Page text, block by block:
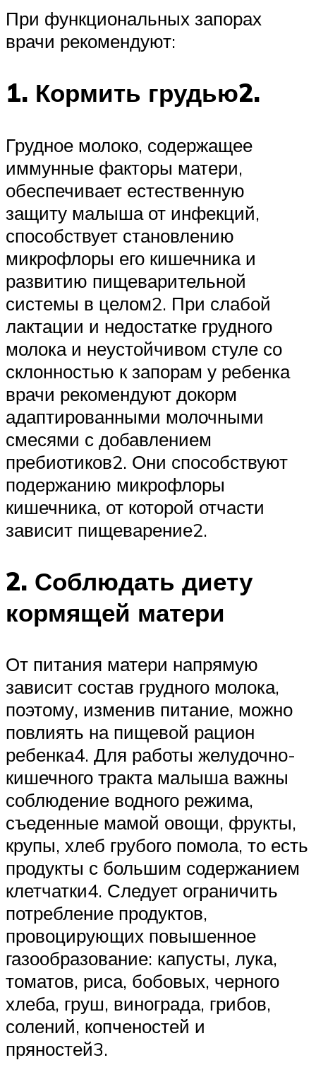
При функциональных запорах
врачи рекомендуют:
1. Кормить грудью2.
Грудное молоко, содержащее
иммунные факторы матери,
обеспечивает естественную
защиту малыша от инфекций,
способствует становлению
микрофлоры его кишечника и
развитию пищеварительной
системы в целом2. При слабой
лактации и недостатке грудного
молока и неустойчивом стуле со
склонностью к запорам у ребенка
врачи рекомендуют докорм
адаптированными молочными
смесями с добавлением
пребиотиков2. Они способствуют
подержанию микрофлоры
кишечника, от которой отчасти
зависит пищеварение2.
2. Соблюдать диету
кормящей матери
От питания матери напрямую
зависит состав грудного молока,
поэтому, изменив питание, можно
повлиять на пищевой рацион
ребенка4. Для работы желудочно-
кишечного тракта малыша важны
соблюдение водного режима,
съеденные мамой овощи, фрукты,
крупы, хлеб грубого помола, то есть
продукты с большим содержанием
клетчатки4. Следует ограничить
потребление продуктов,
провоцирующих повышенное
газообразование: капусты, лука,
томатов, риса, бобовых, черного
хлеба, груш, винограда, грибов,
солений, копченостей и
пряностей3.